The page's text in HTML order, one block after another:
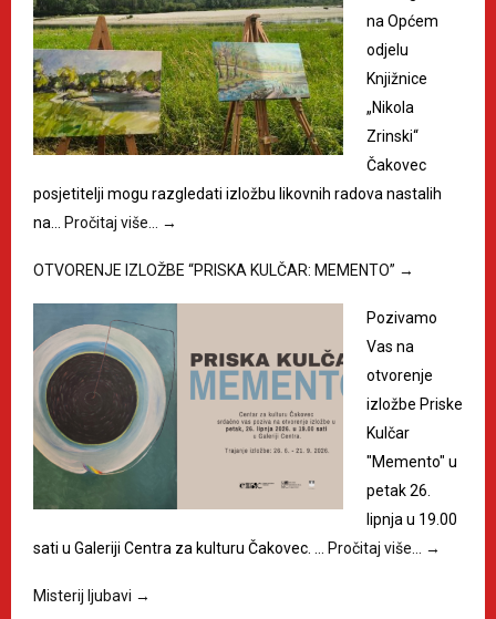
na Općem
odjelu
Knjižnice
„Nikola
Zrinski“
Čakovec
posjetitelji mogu razgledati izložbu likovnih radova nastalih
na…
Pročitaj više… →
OTVORENJE IZLOŽBE “PRISKA KULČAR: MEMENTO” →
Pozivamo
Vas na
otvorenje
izložbe Priske
Kulčar
"Memento" u
petak 26.
lipnja u 19.00
sati u Galeriji Centra za kulturu Čakovec. …
Pročitaj više… →
Misterij ljubavi →